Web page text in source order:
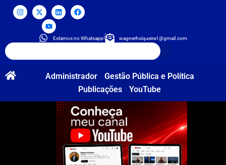
Estamos no Whatsapp! wagnerhsiqueira1@gmail.com
Administrador
Gestão Pública e Política
Publicações
YouTube